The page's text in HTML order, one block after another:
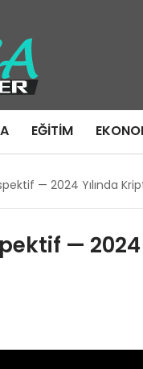
EĞITIM
— 2024 Yılında
—